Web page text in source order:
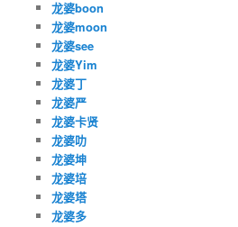
龙婆boon
龙婆moon
龙婆see
龙婆Yim
龙婆丁
龙婆严
龙婆卡贤
龙婆叻
龙婆坤
龙婆培
龙婆塔
龙婆多